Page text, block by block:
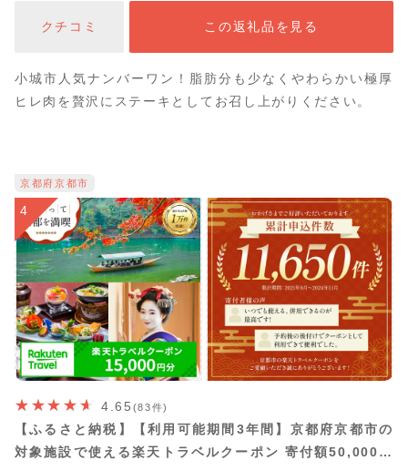
クチコミ この返礼品を見る
小城市人気ナンバーワン！脂肪分も少なくやわらかい極厚
ヒレ肉を贅沢にステーキとしてお召し上がりください。
京都府京都市
4
4.65 (83件)
【ふるさと納税】【利用可能期間3年間】京都府京都市の
対象施設で使える楽天トラベルクーポン 寄付額50,000円